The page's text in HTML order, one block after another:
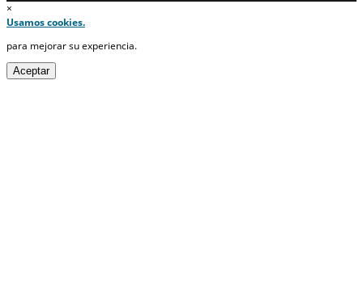
×
Usamos cookies.
para mejorar su experiencia.
Aceptar